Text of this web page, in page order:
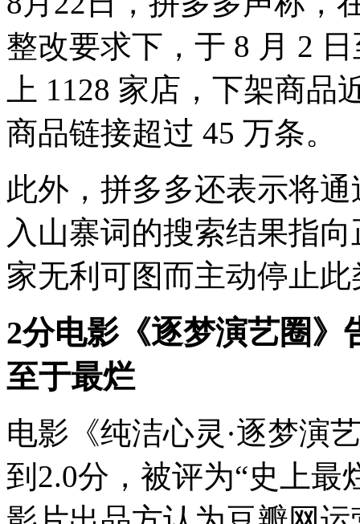
整改要求下，于 8 月 2
上 1128 家店，下架商
商品链接超过 45 万条。
此外，拼多多还表示将
入山寨词的搜索结果指
家无利可图而主动停止
2分电影《逐梦演艺圈
至于最烂
电影《纯洁心灵·逐梦演
到2.0分，被评为“史上最